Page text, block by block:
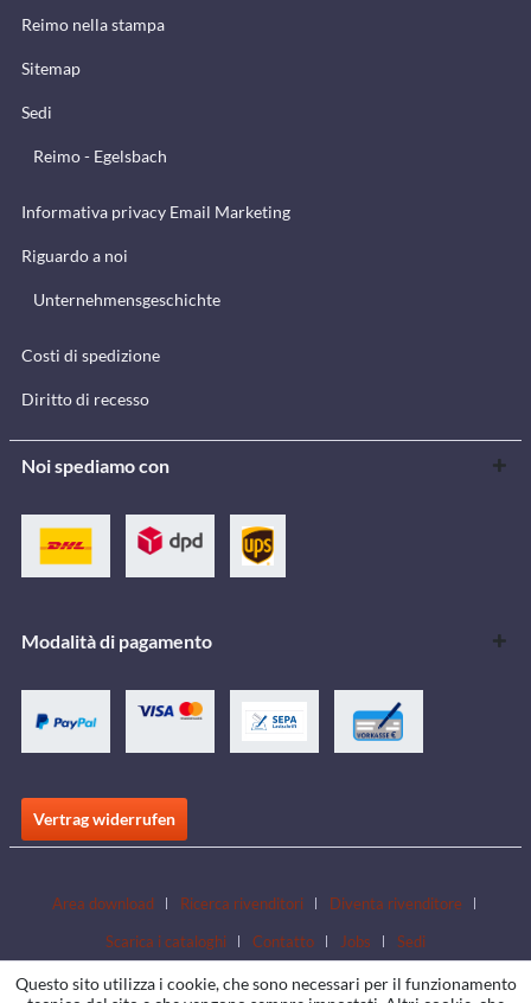
Reimo nella stampa
Sitemap
Sedi
Reimo - Egelsbach
Informativa privacy Email Marketing
Riguardo a noi
Unternehmensgeschichte
Costi di spedizione
Diritto di recesso
Noi spediamo con
Modalità di pagamento
Vertrag widerrufen
Area download Ricerca rivenditori
Diventa rivenditore
Scarica i cataloghi
Contatto Jobs Sedi
Questo sito utilizza i cookie, che sono necessari per il funzionamento